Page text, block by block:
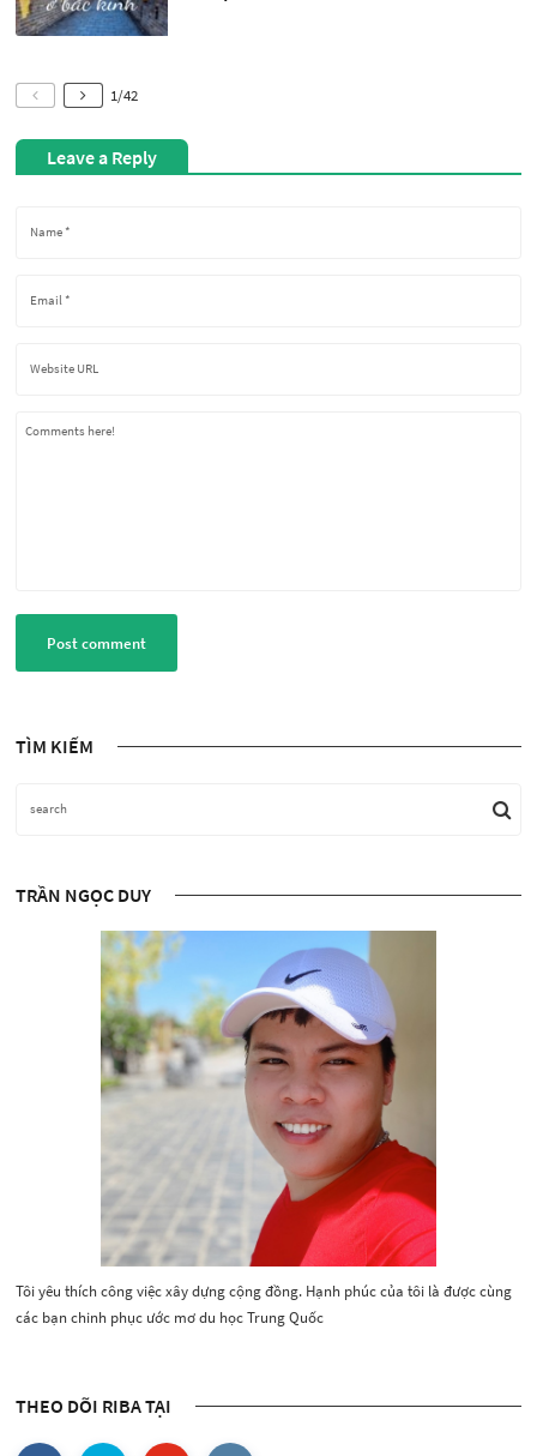
1/42
Leave a Reply
Comments here!
Post comment
TÌM KIẾM
TRẦN NGỌC DUY
Tôi yêu thích công việc xây dựng cộng đồng. Hạnh phúc của tôi là được cùng
các bạn chinh phục ước mơ du học Trung Quốc
THEO DÕI RIBA TẠI